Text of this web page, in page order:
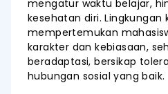
mengatur waktu belajar,
kesehatan diri. Lingkungan
mempertemukan
karakter dan kebiasaan,
beradaptasi, bersikap
hubungan sosial yang baik.